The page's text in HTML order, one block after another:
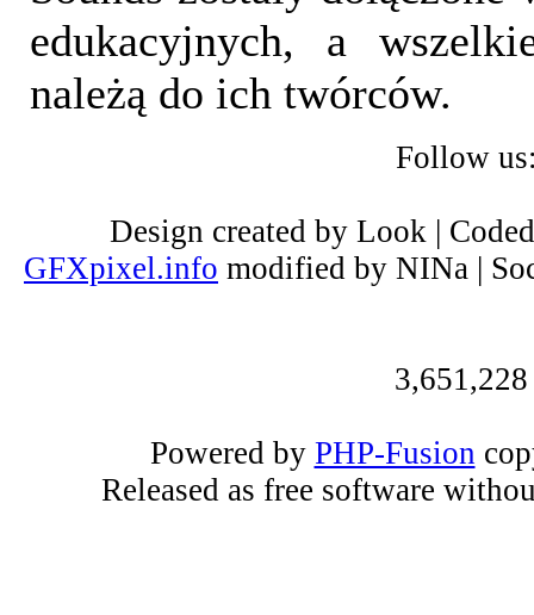
edukacyjnych, a
należą do ich twórców.
Follow
Design created by Look |
GFXpixel.info modified by NINa |
Powered by PHP-Fusion
Released as free software